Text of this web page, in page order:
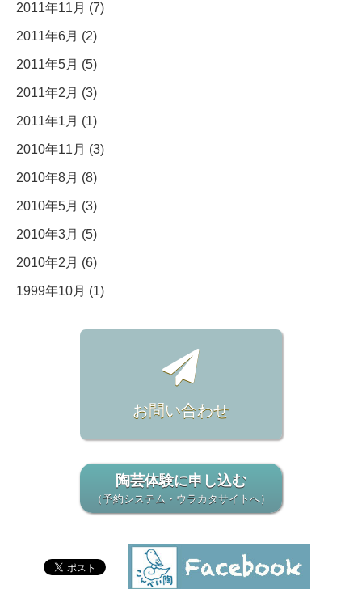
2011年11月 (7)
2011年6月 (2)
2011年5月 (5)
2011年2月 (3)
2011年1月 (1)
2010年11月 (3)
2010年8月 (8)
2010年5月 (3)
2010年3月 (5)
2010年2月 (6)
1999年10月 (1)
お問い合わせ
陶芸体験に申し込む
（予約システム・ウラカタサイトへ）